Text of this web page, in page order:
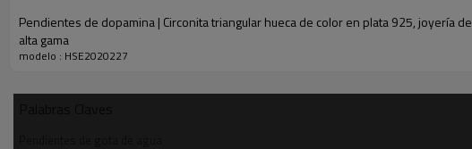
Pendientes de dopamina | Circonita triangular hueca de color en plata 925, joyería de
alta gama
modelo : HSE2020227